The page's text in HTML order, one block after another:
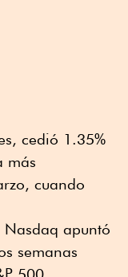
cedió 1.35%
más
cuando
apuntó
semanas